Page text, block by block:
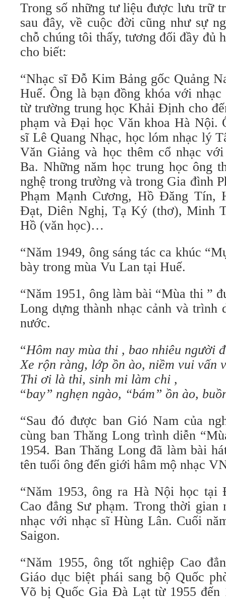
Trong số những tư liệu được lưu trữ
sau đây, về cuộc đời cũng như sự
chỗ chúng tôi thấy, tương đối đầy đủ
cho biết:
“Nhạc sĩ Đỗ Kim Bảng gốc Quảng
Huế. Ông là bạn đồng khóa với
từ trường trung học Khải Định cho
phạm và Đại học Văn khoa Hà Nội.
sĩ Lê Quang Nhạc, học lóm nhạc lý
Văn Giảng và học thêm cổ nhạc
Ba. Những năm học trung học ông
nghệ trong trường và trong Gia đình
Phạm Mạnh Cương, Hồ Đăng Tín,
Đạt, Diên Nghị, Tạ Ký (thơ), Minh
Hồ (văn học)…
“Năm 1949, ông sáng tác ca khúc
bày trong mùa Vu Lan tại Huế.
“Năm 1951, ông làm bài “Mùa thi ”
Long dựng thành nhạc cảnh và trình
nước.
“Hôm nay mùa thi , bao nhiêu người
Xe rộn ràng, lớp ồn ào, niềm vui vấn
Thi ơi là thi, sinh mi làm chi ,
“bay” nghẹn ngào, “bám” ồn ào,
“Sau đó được ban Gió Nam của
cùng ban Thăng Long trình diễn
1954. Ban Thăng Long đã làm bài
tên tuổi ông đến giới hâm mộ nhạc
“Năm 1953, ông ra Hà Nội học tại
Cao đẳng Sư phạm. Trong thời gian
nhạc với nhạc sĩ Hùng Lân. Cuối
Saigon.
“Năm 1955, ông tốt nghiệp Cao
Giáo dục biệt phái sang bộ Quốc
Võ bị Quốc Gia Đà Lạt từ 1955 đến